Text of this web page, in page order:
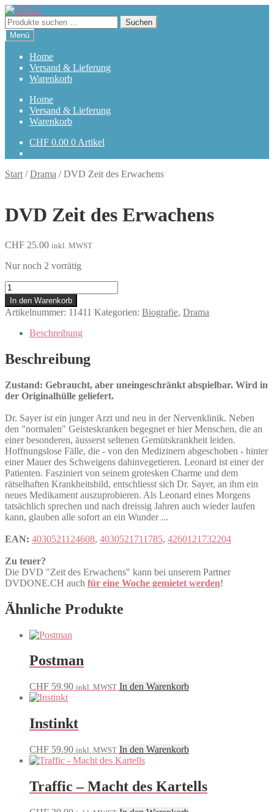
Zur
Navigation
springen
Zum
Inhalt
springen
Suchen
nach:
Suchen
Menü
Home
Versand & Lieferung
Warenkorb
Home
Versand & Lieferung
Warenkorb
CHF 0.00 0 Artikel
Start /Drama /DVD Zeit des Erwachens
DVD Zeit des Erwachens
CHF 25.00 inkl. MWST
Nur noch 2 vorrätig
Zeit
des
Erwachens
Menge
In den Warenkorb
Artikelnummer: 11411 Kategorien: Biografie, Drama
Beschreibung
Beschreibung
Zustand: Gebraucht, aber uneingeschränkt abspielbar. Wird in
der Originalhülle geliefert.
Dr. Sayer ist ein junger Arzt und neu in der Nervenklinik. Neben
den "normalen" Geisteskranken begegnet er hier Menschen, die an
einer besonderen, äusserst seltenen Gemütskrankheit leiden.
Hoffnungslose Fälle, die - von den Medizinern abgeschoben - hinter
einer Mauer des Schweigens dahinvegetieren. Leonard ist einer der
Patienten. Fasziniert von seinem grotesken Charme und dem
rätselhaften Krankheitsbild, entschliesst sich Dr. Sayer, an ihm ein
neues Medikament auszuprobieren. Als Leonard eines Morgens
tatsächlich sprechen und nach dreissig Jahren auch wieder laufen
kann, glauben alle sofort an ein Wunder ...
EAN: 4030521124608, 4030521711785, 4260121732204
Zu teuer?
Die DVD "Zeit des Erwachens" kann bei unserem Partner
DVDONE.CH auch für eine Woche gemietet werden!
Ähnliche Produkte
Postman
CHF 59.90 inkl. MWST In den Warenkorb
Instinkt
CHF 59.90 inkl. MWST In den Warenkorb
Traffic – Macht des Kartells